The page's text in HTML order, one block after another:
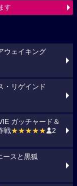
す
ウェイキング
・リゲインド
ガッチャード＆
戦★★★★★ 2
ースと黒狐